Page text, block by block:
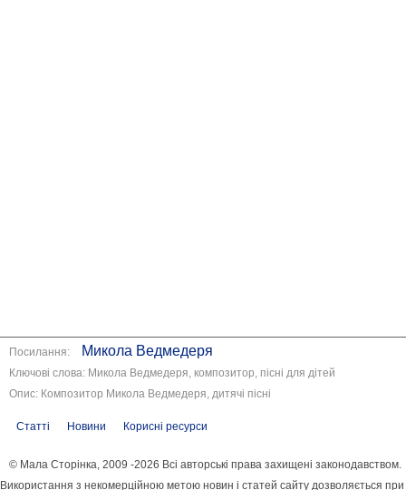
Посилання: Микола Ведмедеря
Ключові слова: Микола Ведмедеря, композитор, пісні для дітей
Опис: Композитор Микола Ведмедеря, дитячі пісні
Статті Новини Корисні ресурси
© Мала Сторінка, 2009 -2026 Всі авторські права захищені законодавством.
Використання з некомерційною метою новин і статей сайту дозволяється при